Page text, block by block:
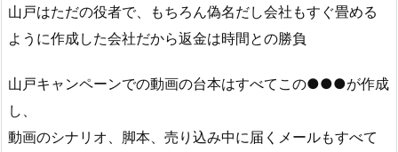
山戸はただの役者で、もちろん偽名だし会社もすぐ畳める
ように作成した会社だから返金は時間との勝負
山戸キャンペーンでの動画の台本はすべてこの●●●が作成
し、
動画のシナリオ、脚本、売り込み中に届くメールもすべて